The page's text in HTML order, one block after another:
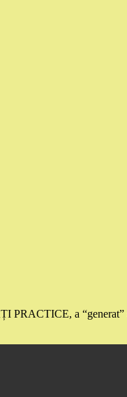
PRACTICE, a